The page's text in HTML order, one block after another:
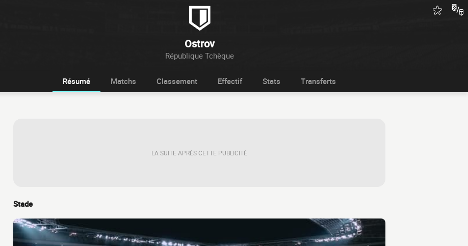
Ostrov
République Tchèque
Résumé Matchs Classement Effectif Stats Transferts
LA SUITE APRÈS CETTE PUBLICITÉ
Stade